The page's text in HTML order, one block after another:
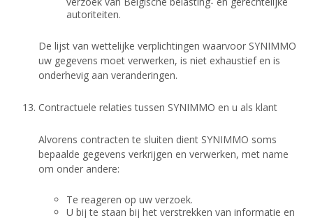
autoriteiten.
De lijst van wettelijke verplichtingen waarvoor SYNIMMO
uw gegevens moet verwerken, is niet exhaustief en is
onderhevig aan veranderingen.
Contractuele relaties tussen SYNIMMO en u als klant
Alvorens contracten te sluiten dient SYNIMMO soms
bepaalde gegevens verkrijgen en verwerken, met name
om onder andere:
Te reageren op uw verzoek.
U bij te staan bij het verstrekken van informatie en